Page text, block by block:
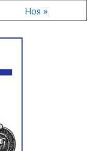
Ноя »